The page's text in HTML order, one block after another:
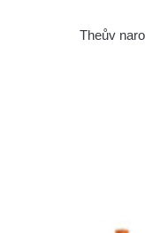
Theův